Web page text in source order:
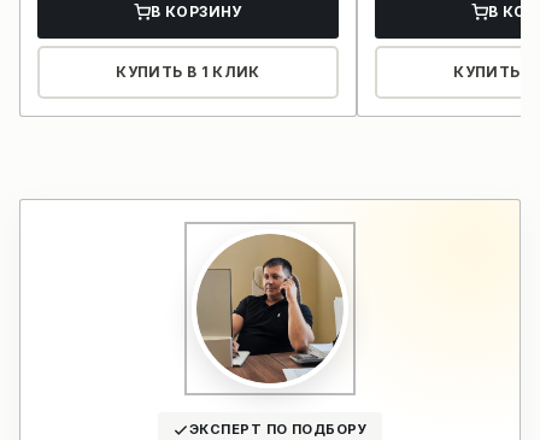
В КОРЗИНУ
КУПИТЬ В 1 КЛИК
В
КУПИТЬ В
ЭКСПЕРТ ПО ПОДБОРУ